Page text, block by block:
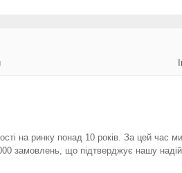
на ринку понад 10 років. За цей час
замовлень, що підтверджує нашу